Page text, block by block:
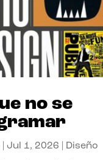
no se
| Jul 1, 2026 Diseño